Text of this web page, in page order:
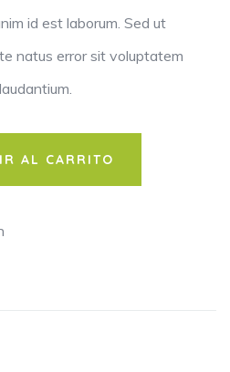
id est laborum. Sed ut
natus error sit voluptatem
AL CARRITO